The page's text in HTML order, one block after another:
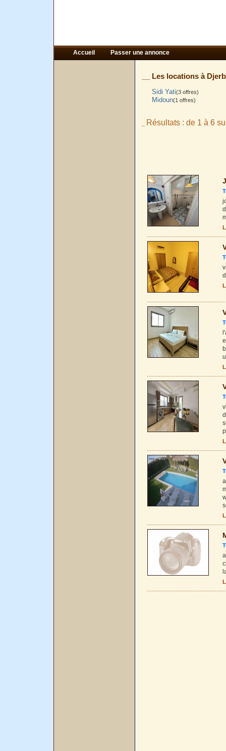
Accueil Passer une annonce
__ Les locations à
Sidi Yati(3 offres)
Midoun(1 offres)
Résultats : de 1 à 6